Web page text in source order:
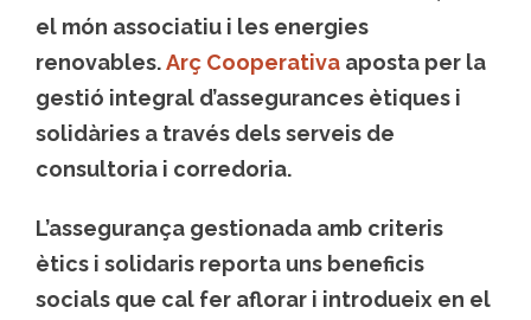
el món associatiu i les energies
renovables.Arç Cooperativa aposta per la
gestió integral d’assegurances ètiques i
solidàries a través dels serveis de
consultoria i corredoria.
L’assegurança gestionada amb criteris
ètics i solidaris reporta uns beneficis
socials que cal fer aflorar i introdueix en el